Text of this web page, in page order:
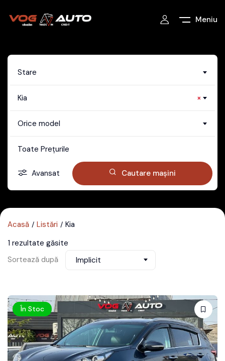
Meniu
Stare
×
Kia
Orice model
Toate Prețurile
Avansat Cautare mașini
Acasă Listări
Kia
1 rezultate găsite
Sortează după
Implicit
În Stoc